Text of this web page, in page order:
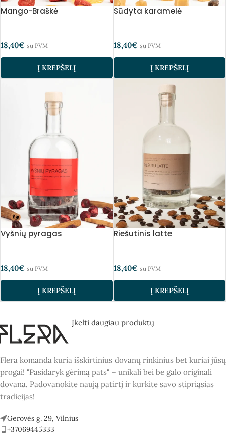
Mango-Braškė
18,40€ su PVM
Į KREPŠELĮ
Sūdyta karamelė
18,40€ su PVM
Į KREPŠELĮ
Vyšnių pyragas
18,40€ su PVM
Į KREPŠELĮ
Riešutinis latte
18,40€ su PVM
Į KREPŠELĮ
Įkelti daugiau produktų
Flera komanda kuria išskirtinius dovanų rinkinius bet kuriai jūsų
progai! "Pasidaryk gėrimą pats" – unikali bei be galo originali
dovana. Padovanokite naują patirtį ir kurkite savo stipriąsias
tradicijas!
Gerovės g. 29, Vilnius
+37069445333